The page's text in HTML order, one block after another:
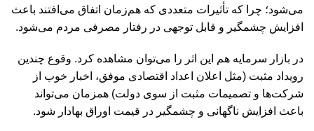
می‌شود؛ چرا که تأثیرات متعددی که هم‌زمان اتفاق می‌افتند باعث
افزایش چشمگیر و قابل توجهی در رفتار مصرفی مردم می‌شود.
در بازار سرمایه هم این اثر را می‌توان مشاهده کرد. وقوع چندین
رویداد مثبت (مثل اعلان اعداد اقتصادی موفق، اخبار خوب از
شرکت‌ها و تصمیمات مثبت از سوی دولت) همزمان می‌تواند
باعث افزایش ناگهانی و چشمگیر در قیمت اوراق بهادار شود.